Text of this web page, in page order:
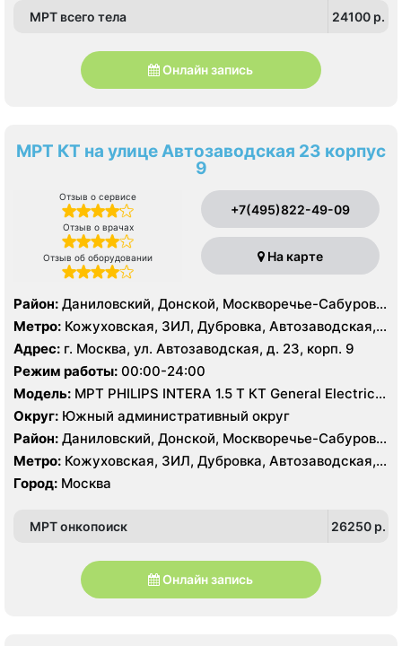
МРТ всего тела 24100 p.
Онлайн запись
МРТ КТ на улице Автозаводская 23 корпус
9
Отзыв о сервисе
Отзыв о врачах
Отзыв об оборудовании
+7(495)822-49-09
На карте
Район: Даниловский, Донской, Москворечье-Сабурово,
Нагатино-Садовники, Нагатинский Затон, Нагорный
Метро: Кожуховская, ЗИЛ, Дубровка, Автозаводская,
Нагатинская, Технопарк, Тульская, Угрешская
Адрес: г. Москва, ул. Автозаводская, д. 23, корп. 9
Режим работы: 00:00-24:00
Модель: МРТ PHILIPS INTERA 1.5 T КТ General Electric
LIGHT SPEED 64 среза
Округ: Южный административный округ
Район: Даниловский, Донской, Москворечье-Сабурово,
Нагатино-Садовники, Нагатинский Затон, Нагорный
Метро: Кожуховская, ЗИЛ, Дубровка, Автозаводская,
Нагатинская, Технопарк, Тульская, Угрешская
Город: Москва
МРТ онкопоиск 26250 p.
Онлайн запись